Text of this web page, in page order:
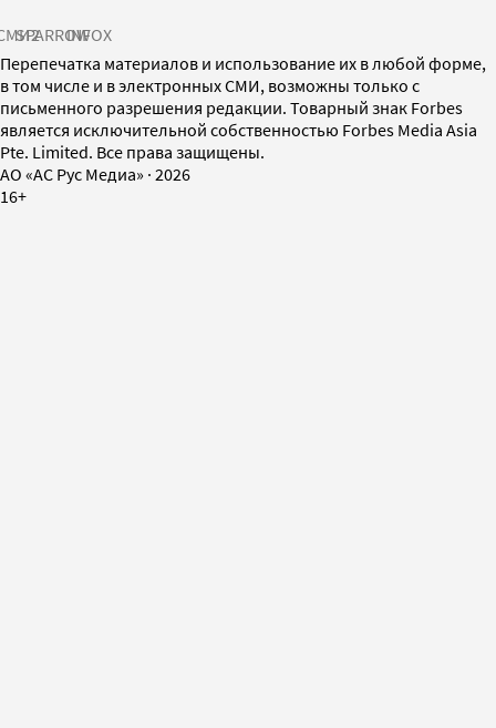
SPARROWINFOX
Перепечатка материалов и использование их в любой форме,
в том числе и в электронных СМИ, возможны только с
письменного разрешения редакции. Товарный знак Forbes
является исключительной собственностью Forbes Media Asia
Pte. Limited. Все права защищены.
AO «АС Рус Медиа» · 2026
16+